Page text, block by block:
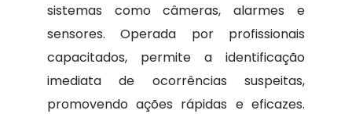
sistemas como câmeras, alarmes e
sensores. Operada por profissionais
capacitados, permite a identificação
imediata de ocorrências suspeitas,
promovendo ações rápidas e eficazes.